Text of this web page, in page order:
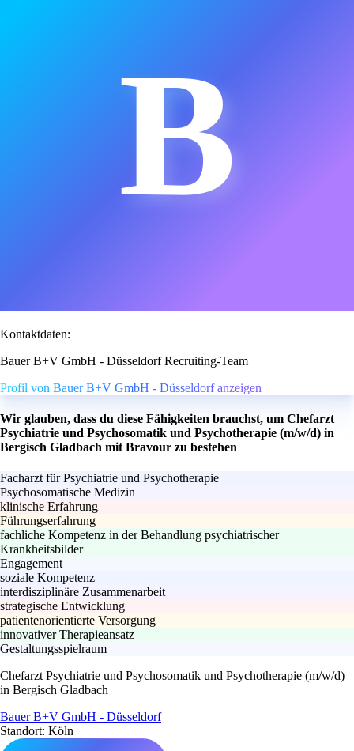
B
Kontaktdaten:
Bauer B+V GmbH - Düsseldorf Recruiting-Team
Profil von Bauer B+V GmbH - Düsseldorf anzeigen
Wir glauben, dass du diese Fähigkeiten brauchst, um Chefarzt
Psychiatrie und Psychosomatik und Psychotherapie (m/w/d) in
Bergisch Gladbach mit Bravour zu bestehen
Facharzt für Psychiatrie und Psychotherapie
Psychosomatische Medizin
klinische Erfahrung
Führungserfahrung
fachliche Kompetenz in der Behandlung psychiatrischer
Krankheitsbilder
Engagement
soziale Kompetenz
interdisziplinäre Zusammenarbeit
strategische Entwicklung
patientenorientierte Versorgung
innovativer Therapieansatz
Gestaltungsspielraum
Chefarzt Psychiatrie und Psychosomatik und Psychotherapie (m/w/d)
in Bergisch Gladbach
Bauer B+V GmbH - Düsseldorf
Standort: Köln